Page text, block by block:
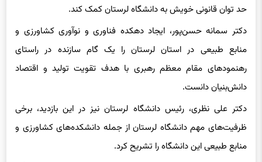
دکتر سمانه حسن‌پور، ایجاد دهکده فناوری و نوآوری کشاورزی و
منابع طبیعی در استان لرستان را یک گام سازنده در راستای
رهنمودهای مقام معظم رهبری با هدف تقویت تولید و اقتصاد
دانش‌بنیان دانست.
دکتر علی نظری، رئیس دانشگاه لرستان نیز در این بازدید، برخی
ظرفیت‌های مهم دانشگاه لرستان از جمله دانشکده‌های کشاورزی و
منابع طبیعی این دانشگاه را تشریح کرد.
دکتر نظری خواستار شد همکاری‌های علمی و کاربردی بین دانشگاه